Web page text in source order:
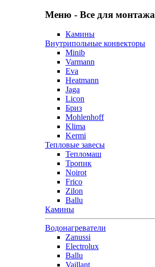
Меню - Все для монтажа
Камины
Внутрипольные конвекторы
Minib
Varmann
Eva
Heatmann
Jaga
Licon
Бриз
Mohlenhoff
Klima
Kermi
Тепловые завесы
Тепломаш
Тропик
Noirot
Frico
Zilon
Ballu
Камины
Водонагреватели
Zanussi
Electrolux
Ballu
Vaillant